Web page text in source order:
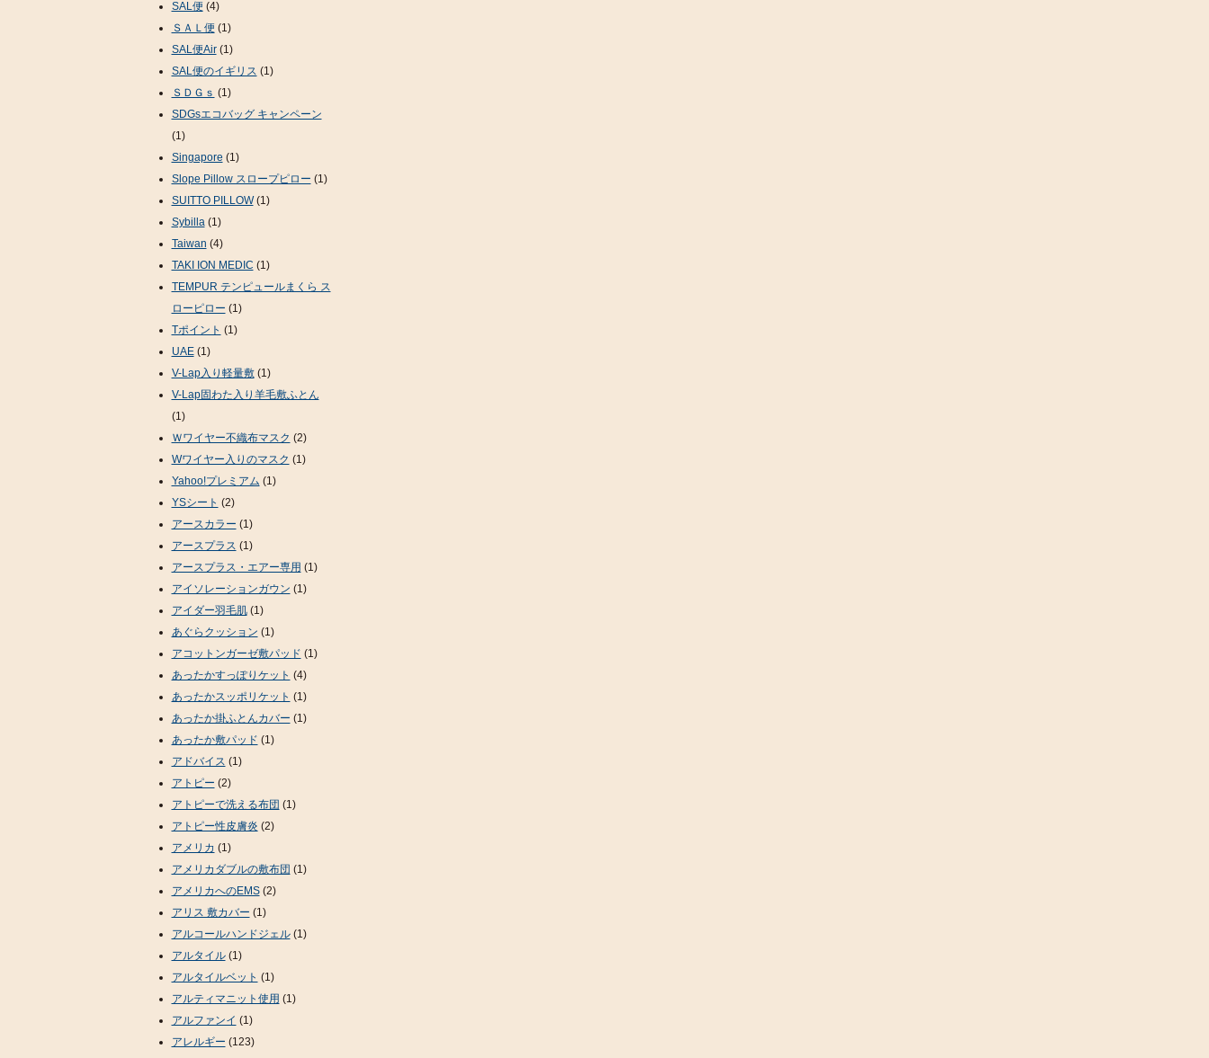
SAL便(4)
ＳＡＬ便(1)
SAL便Air(1)
SAL便のイギリス (1)
ＳＤＧｓ (1)
SDGsエコバッグ キャンペーン
(1)
Singapore (1)
Slope Pillow スロープピロー (1)
SUITTO PILLOW(1)
Sybilla(1)
Taiwan (4)
TAKI ION MEDIC (1)
TEMPUR テンピュールまくら ス
ローピロー (1)
Tポイント (1)
UAE(1)
V-Lap入り軽量敷(1)
V-Lap固わた入り羊毛敷ふとん
(1)
Ｗワイヤー不織布マスク (2)
Wワイヤー入りのマスク (1)
Yahoo!プレミアム (1)
YSシート (2)
アースカラー (1)
アースプラス (1)
アースプラス・エアー専用 (1)
アイソレーションガウン (1)
アイダー羽毛肌(1)
あぐらクッション (1)
アコットンガーゼ敷パッド (1)
あったかすっぽりケット (4)
あったかスッポリケット (1)
あったか掛ふとんカバー (1)
あったか敷パッド (1)
アドバイス (1)
アトピー (2)
アトピーで洗える布団 (1)
アトピー性皮膚炎 (2)
アメリカ (1)
アメリカダブルの敷布団 (1)
アメリカへのEMS(2)
アリス 敷カバー (1)
アルコールハンドジェル(1)
アルタイル(1)
アルタイルベット (1)
アルティマニット使用 (1)
アルファンイ (1)
アレルギー (123)